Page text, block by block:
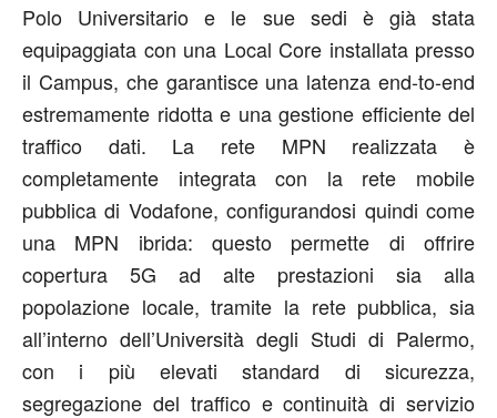
Polo Universitario e le sue sedi è già stata
equipaggiata con una Local Core installata presso
il Campus, che garantisce una latenza end-to-end
estremamente ridotta e una gestione efficiente del
traffico dati. La rete MPN realizzata è
completamente integrata con la rete mobile
pubblica di Vodafone, configurandosi quindi come
una MPN ibrida: questo permette di offrire
copertura 5G ad alte prestazioni sia alla
popolazione locale, tramite la rete pubblica, sia
all’interno dell’Università degli Studi di Palermo,
con i più elevati standard di sicurezza,
segregazione del traffico e continuità di servizio